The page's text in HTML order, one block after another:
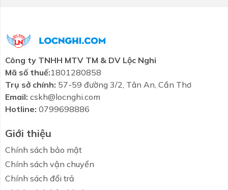
pháp lý tưởng cho nhà vệ sinh nhỏ gọn.
2. Sản phẩm có sử dụng công nghệ xả thẳng hay
xả vành Rim?
U-440V sử dụngcơ chế xả bằng vành Rim , giúp nước
lan đều và làm sạch hiệu quả.
Không. Sản phẩm
13WP(VU)
4. Bề mặt sứ có dễ bị bám bẩn không?
Không. Với lớp men cao cấp và công nghệ xả Rim,
Công ty TNHH MTV TM & DV Lộc Nghi
Mã số thuế:1801280858
Trụ sở chính: 57-59 đường 3/2, Tân An, Cần Thơ
Email: cskh@locnghi.com
Hotline: 0799698886
Giới thiệu
Chính sách bảo mật
Chính sách vận chuyển
Chính sách đổi trả